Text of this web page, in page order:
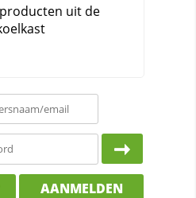
AANMELDEN